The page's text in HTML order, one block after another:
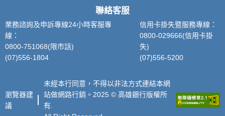
聯絡客服
業務諮詢及申訴專線24小時客服專
線：
0800-751068(限市話)
(07)556-1804
信用卡掛失暨服務專線：
0800-029666(信用卡掛
失)
(07)556-5200
瀏覽器建
議
未經本行同意，不得以非法方式連結本網
站做網路行銷。2025 © 高雄銀行版權所
有.